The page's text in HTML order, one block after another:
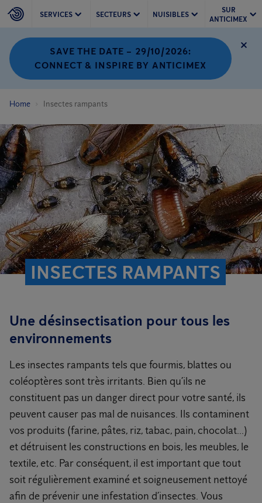
SERVICES SECTEURS NUISIBLES
SUR
ANTICIMEX
SAVE THE DATE – 29/10/2026:
CONNECT & INSPIRE BY ANTICIMEX
Home Insectes rampants
INSECTES RAMPANTS
Une désinsectisation pour tous les
environnements
Les insectes rampants tels que fourmis, blattes ou
coléoptères sont très irritants. Bien qu’ils ne
constituent pas un danger direct pour votre santé, ils
peuvent causer pas mal de nuisances. Ils contaminent
vos produits (farine, pâtes, riz, tabac, pain, chocolat...)
et détruisent les constructions en bois, les meubles, le
textile, etc. Par conséquent, il est important que tout
soit régulièrement examiné et soigneusement nettoyé
afin de prévenir une infestation d’insectes. Vous